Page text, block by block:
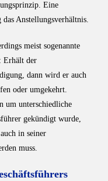
Eine
Anstellungsverhältnis.
meist sogenannte
Erhält der
dann wird er auch
oder umgekehrt.
um unterschiedliche
gekündigt wurde,
in seiner
muss.